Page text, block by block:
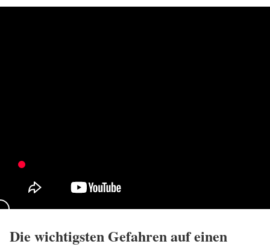
Die wichtigsten Gefahren auf einen